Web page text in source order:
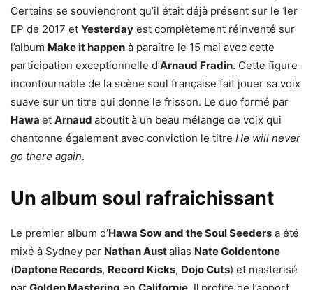
Certains se souviendront qu’il était déjà présent sur le 1er
EP de 2017 et Yesterday est complètement réinventé sur
l’album Make it happen à paraitre le 15 mai avec cette
participation exceptionnelle d’Arnaud Fradin. Cette figure
incontournable de la scène soul française fait jouer sa voix
suave sur un titre qui donne le frisson. Le duo formé par
Hawa et Arnaud aboutit à un beau mélange de voix qui
chantonne également avec conviction le titre He will never
go there again.
Un album soul rafraichissant
Le premier album d’Hawa Sow and the Soul Seeders a été
mixé à Sydney par Nathan Austalias Nate Goldentone
(Daptone Records, Record Kicks, Dojo Cuts) et masterisé